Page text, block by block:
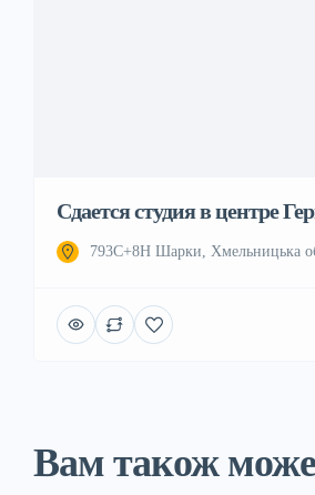
Сдается студия в центре
793C+8H Шарки, Хмельницька
Вам також може